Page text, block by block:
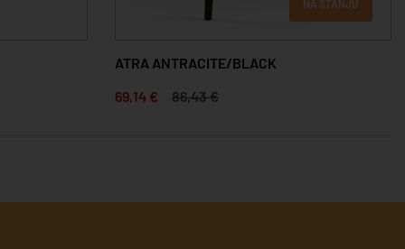
NA STANJU
ATRA BEIGE/COFFEE
69,14 €
86,43 €